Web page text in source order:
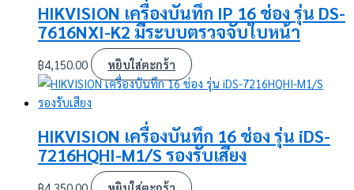
HIKVISION เครื่องบันทึก IP 16 ช่อง รุ่น DS-
7616NXI-K2 มีระบบตรวจจับใบหน้า
฿4,150.00 หยิบใส่ตะกร้า
HIKVISION เครื่องบันทึก 16 ช่อง รุ่น iDS-
7216HQHI-M1/S รองรับเสียง